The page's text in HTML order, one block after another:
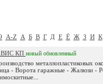
A-Z А Б В Г Д Е Ё Ж З И К
КП новый обновленный
металлопластиковых
- Ворота гаражные - Жалюзи -